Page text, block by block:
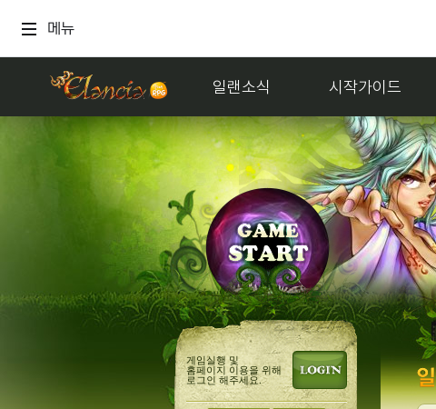
메뉴
일랜소식 시작가이드
게임실행 및
홈페이지 이용을 위해
로그인 해주세요.